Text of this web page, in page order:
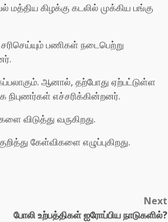
மத்திய கிழக்கு கடலில் முக்கிய பங்கு
பணிகள் நடைபெற்று
ஆனால், தற்போது ஏற்பட்டுள்ள
எச்சரிக்கின்றனர்.
விடுத்து வருகிறது.
கேள்விகளை எழுப்புகிறது.
Next
போலி உற்பத்திகள் ஐரோப்பிய நாடுகளில்?